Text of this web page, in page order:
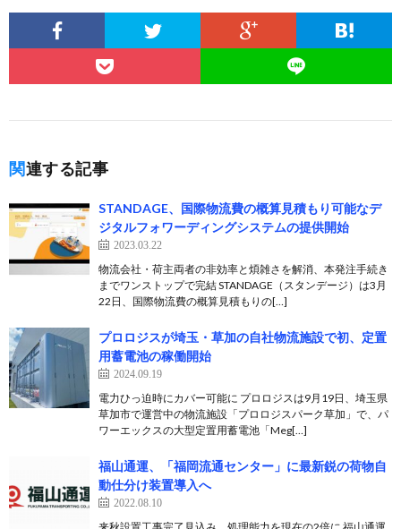
関連する記事
STANDAGE、国際物流費の概算見積もり可能なデ
ジタルフォワーディングシステムの提供開始
2023.03.22
物流会社・荷主両者の非効率と煩雑さを解消、本発注手続き
までワンストップで完結 STANDAGE（スタンデージ）は3月
22日、国際物流費の概算見積もりの[…]
プロロジスが埼玉・草加の自社物流施設で初、定置
用蓄電池の稼働開始
2024.09.19
電力ひっ迫時にカバー可能に プロロジスは9月19日、埼玉県
草加市で運営中の物流施設「プロロジスパーク草加」で、パ
ワーエックスの大型定置用蓄電池「Meg[…]
福山通運、「福岡流通センター」に最新鋭の荷物自
動仕分け装置導入へ
2022.08.10